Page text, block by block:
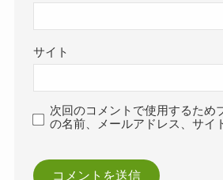
サイト
次回のコメントで使用するため
の名前、メールアドレス、サイ